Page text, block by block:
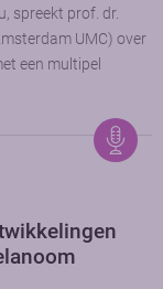
spreekt prof. dr.
UMC) over
een multipel